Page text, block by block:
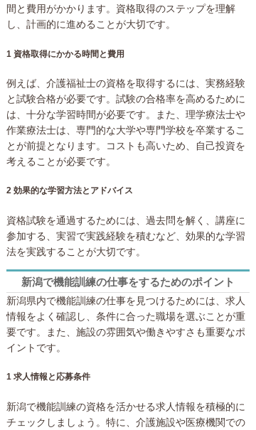
間と費用がかかります。資格取得のステップを理解
し、計画的に進めることが大切です。
1 資格取得にかかる時間と費用
例えば、介護福祉士の資格を取得するには、実務経験
と試験合格が必要です。試験の合格率を高めるために
は、十分な学習時間が必要です。また、理学療法士や
作業療法士は、専門的な大学や専門学校を卒業するこ
とが前提となります。コストも高いため、自己投資を
考えることが必要です。
2 効果的な学習方法とアドバイス
資格試験を通過するためには、過去問を解く、講座に
参加する、実習で実践経験を積むなど、効果的な学習
法を実践することが大切です。
新潟で機能訓練の仕事をするためのポイント
新潟県内で機能訓練の仕事を見つけるためには、求人
情報をよく確認し、条件に合った職場を選ぶことが重
要です。また、施設の雰囲気や働きやすさも重要なポ
イントです。
1 求人情報と応募条件
新潟で機能訓練の資格を活かせる求人情報を積極的に
チェックしましょう。特に、介護施設や医療機関での